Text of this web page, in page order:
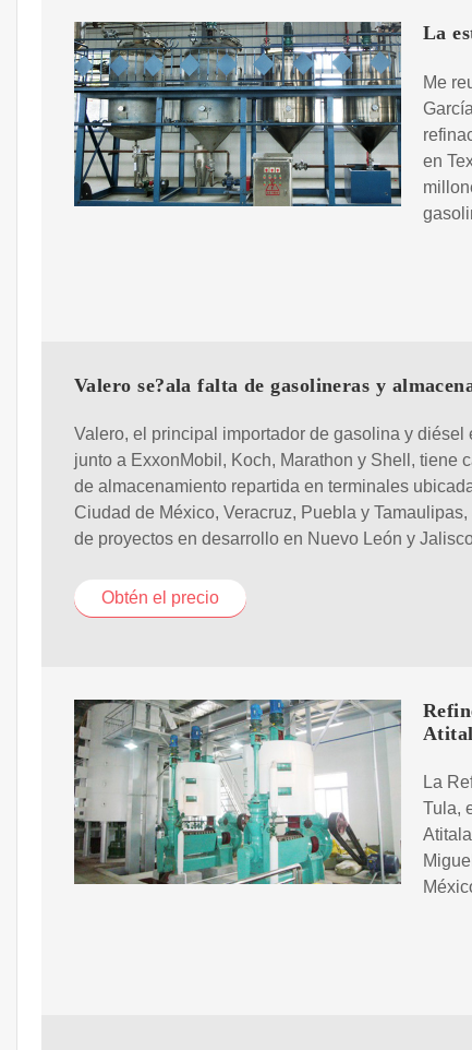
La
Me
en
Valero se?ala falta de gasolineras y
Valero, el principal importador de gasolina y diésel
junto a ExxonMobil, Koch, Marathon y Shell, tiene
de almacenamiento repartida en terminales
Ciudad de México, Veracruz, Puebla y
de proyectos en desarrollo en Nuevo León y
Obtén el precio
La
Tula,